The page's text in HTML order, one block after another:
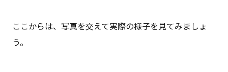
ここからは、写真を交えて実際の様子を見てみましょ
う。